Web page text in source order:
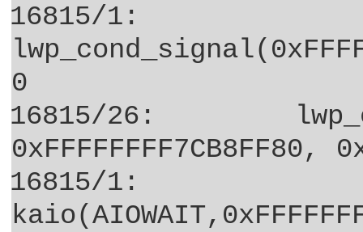
16815/1:
0
16815/26:
0xFFFFFFFF7CB8FF80,
16815/1: